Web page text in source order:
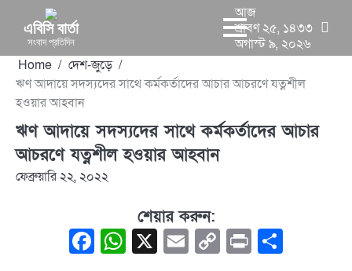
content
এবিসি বার্তা
সংবাদ প্রতিদিন
আজ
শ্রাবণ ২৫, ১৪৩৩
অগাস্ট ৯, ২০২৬
Home
দেশ-জুড়ে
ঋণ আদায়ে সদস্যদের সাথে কর্মকর্তাদের আচার আচরণে যত্নশীল
হওয়ার আহবান
ঋণ আদায়ে সদস্যদের সাথে কর্মকর্তাদের আচার
আচরণে যত্নশীল হওয়ার আহবান
ফেব্রুয়ারি ২২, ২০২২
শেয়ার করুন:
Facebook
WhatsApp
X EmailCopy
Print